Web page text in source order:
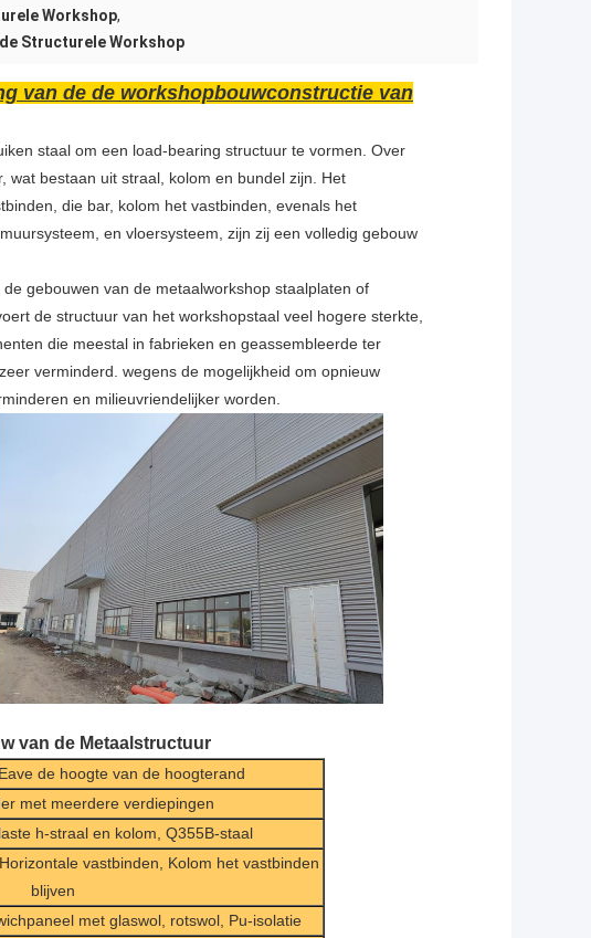
Workshop,
Structurele Workshop
van de de workshopbouwconstructie van
staal om een load-bearing structuur te vormen. Over
bestaan uit straal, kolom en bundel zijn. Het
die bar, kolom het vastbinden, evenals het
en vloersysteem, zijn zij een volledig gebouw
gebouwen van de metaalworkshop staalplaten of
de structuur van het workshopstaal veel hogere sterkte,
die meestal in fabrieken en geassembleerde ter
verminderd. wegens de mogelijkheid om opnieuw
en milieuvriendelijker worden.
van de Metaalstructuur
de hoogte van de hoogterand
met meerdere verdiepingen
h-straal en kolom, Q355B-staal
vastbinden, Kolom het vastbinden
blijven
met glaswol, rotswol, Pu-isolatie